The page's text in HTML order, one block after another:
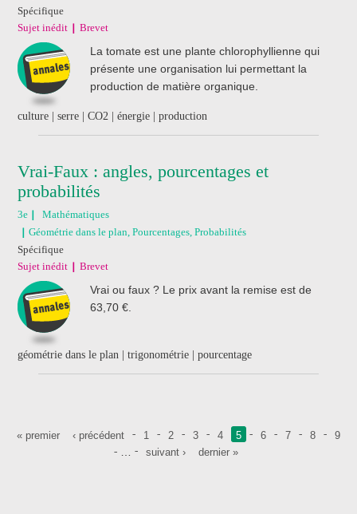
Spécifique
Sujet inédit
Brevet
La tomate est une plante chlorophyllienne qui
présente une organisation lui permettant la
production de matière organique.
culture | serre | CO2 | énergie | production
Vrai-Faux : angles, pourcentages et
probabilités
3e
Mathématiques
Géométrie dans le plan, Pourcentages, Probabilités
Spécifique
Sujet inédit
Brevet
Vrai ou faux ? Le prix avant la remise est de
63,70 €.
géométrie dans le plan | trigonométrie | pourcentage
Pages
« premier ‹ précédent 1 2 3 4 5 6 7 8 9
suivant › dernier »